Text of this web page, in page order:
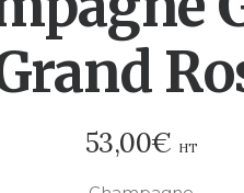
53,00€ HT